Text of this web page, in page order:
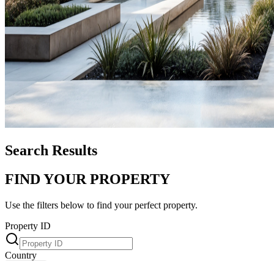
Search Results
FIND YOUR PROPERTY
Use the filters below to find your perfect property.
Property ID
Country